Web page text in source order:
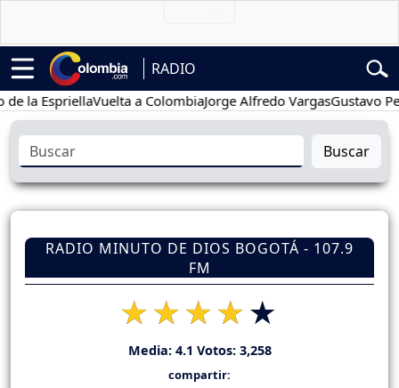
RADIO
Vuelta a ColombiaJorge Alfredo VargasGustavo Petro
Buscar
RADIO MINUTO DE DIOS BOGOTÁ - 107.9
FM
Media: 4.1 Votos: 3,258
compartir: